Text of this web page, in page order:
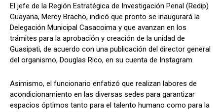
El jefe de la Región Estratégica de Investigación Penal (Redip)
Guayana, Mercy Bracho, indicó que pronto se inaugurará la
Delegación Municipal Casacoima y que avanzan en los
trámites para la aprobación y creación de la unidad de
Guasipati, de acuerdo con una publicación del director general
del organismo, Douglas Rico, en su cuenta de Instagram.
Asimismo, el funcionario enfatizó que realizan labores de
acondicionamiento en las diversas sedes para garantizar
espacios óptimos tanto para el talento humano como para la